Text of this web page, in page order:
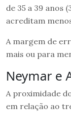
de 35 a 39 anos
acreditam
A margem de
mais ou para
Neymar e
A proximidade
em relação ao